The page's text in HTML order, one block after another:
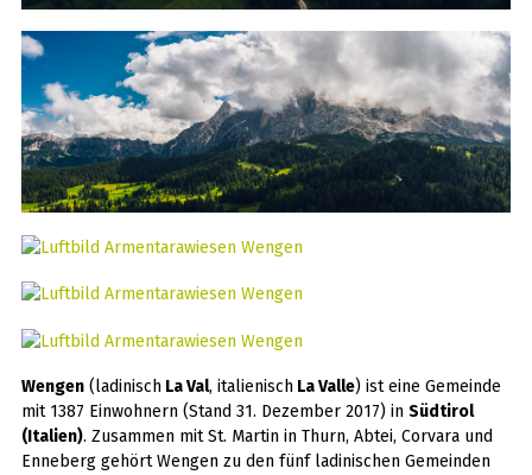
Wengen(ladinischLa Val, italienischLa Valle) ist eine Gemeinde
mit 1387 Einwohnern (Stand 31. Dezember 2017) in Südtirol
(Italien). Zusammen mit St. Martin in Thurn, Abtei, Corvara und
Enneberg gehört Wengen zu den fünf ladinischen Gemeinden